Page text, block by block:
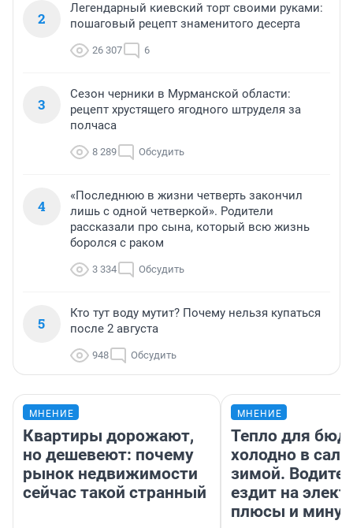
2
Легендарный киевский торт своими руками:
пошаговый рецепт знаменитого десерта
26 307 6
3
Сезон черники в Мурманской области:
рецепт хрустящего ягодного штруделя за
полчаса
8 289 Обсудить
4
«Последнюю в жизни четверть закончил
лишь с одной четверкой». Родители
рассказали про сына, который всю жизнь
боролся с раком
3 334 Обсудить
5
Кто тут воду мутит? Почему нельзя купаться
после 2 августа
948 Обсудить
МНЕНИЕ
Квартиры дорожают,
но дешевеют: почему
рынок недвижимости
сейчас такой странный
МНЕНИЕ
Тепло для
холодно в
зимой.
ездит на
плюсы и